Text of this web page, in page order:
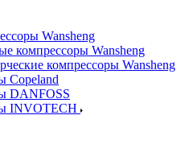
Wansheng
компрессоры Wansheng
компрессоры Wansheng
Copeland
DANFOSS
INVOTECH